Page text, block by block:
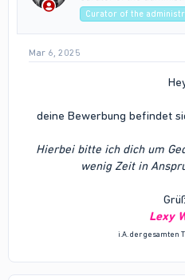
Curator of the
Mar 6, 2025
deine Bewerbung befindet
Hierbei bitte ich dich um
wenig Zeit in
Lexy
i.A. der gesamten